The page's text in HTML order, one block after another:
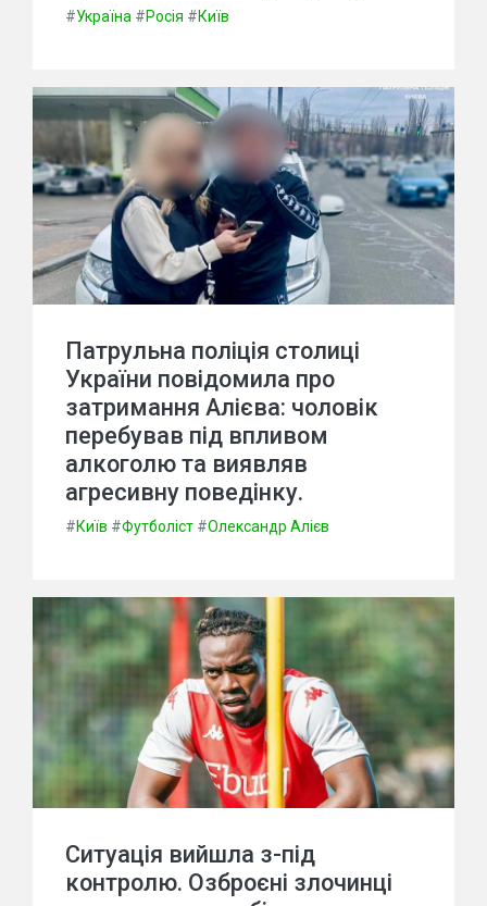
#Україна #Росія #Київ
Патрульна поліція столиці
України повідомила про
затримання Алієва: чоловік
перебував під впливом
алкоголю та виявляв
агресивну поведінку.
#Київ #Футболіст #Олександр Алієв
Ситуація вийшла з-під
контролю. Озброєні злочинці